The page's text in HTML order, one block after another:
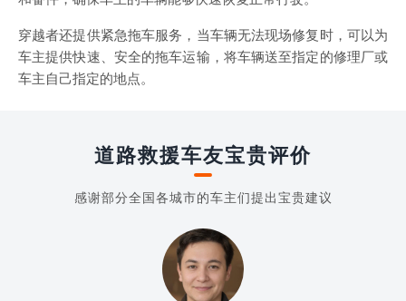
穿越者还提供紧急拖车服务，当车辆无法现场修复时，可以为
车主提供快速、安全的拖车运输，将车辆送至指定的修理厂或
车主自己指定的地点。
道路救援车友宝贵评价
感谢部分全国各城市的车主们提出宝贵建议